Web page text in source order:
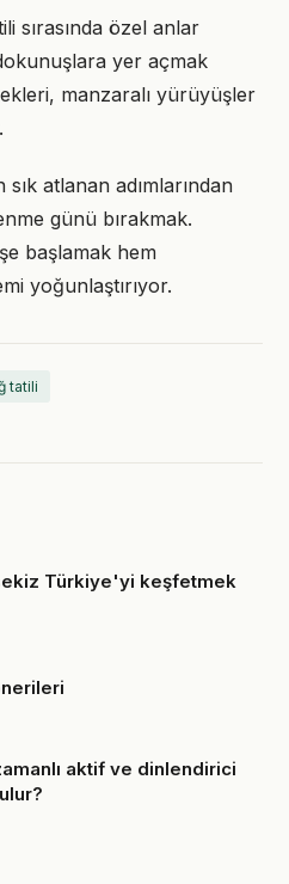
sırasında özel anlar
yer açmak
manzaralı yürüyüşler
sık atlanan adımlarından
günü bırakmak.
başlamak hem
yoğunlaştırıyor.
tatili
Türkiye'yi keşfetmek
aktif ve dinlendirici